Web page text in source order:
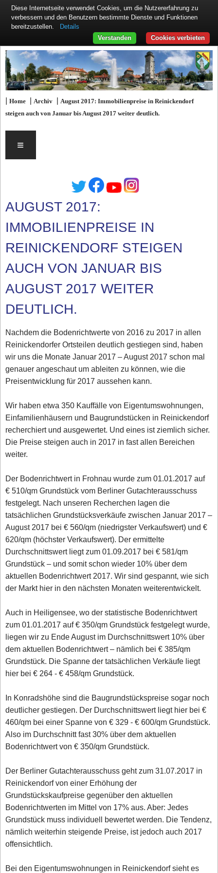
|Home |Archiv |August 2017: Immobilienpreise in Reinickendorf
steigen auch von Januar bis August 2017 weiter deutlich.
≡
AUGUST 2017:
IMMOBILIENPREISE IN
REINICKENDORF STEIGEN
AUCH VON JANUAR BIS
AUGUST 2017 WEITER
DEUTLICH.
Nachdem die Bodenrichtwerte von 2016 zu 2017 in allen
Reinickendorfer Ortsteilen deutlich gestiegen sind, haben
wir uns die Monate Januar 2017 – August 2017 schon mal
genauer angeschaut um ableiten zu können, wie die
Preisentwicklung für 2017 aussehen kann.
Wir haben etwa 350 Kauffälle von Eigentumswohnungen,
Einfamilienhäusern und Baugrundstücken in Reinickendorf
recherchiert und ausgewertet. Und eines ist ziemlich sicher.
Die Preise steigen auch in 2017 in fast allen Bereichen
weiter.
Der Bodenrichtwert in Frohnau wurde zum 01.01.2017 auf
€ 510/qm Grundstück vom Berliner Gutachterausschuss
festgelegt. Nach unseren Recherchen lagen die
tatsächlichen Grundstücksverkäufe zwischen Januar 2017 –
August 2017 bei € 560/qm (niedrigster Verkaufswert) und €
620/qm (höchster Verkaufswert). Der ermittelte
Durchschnittswert liegt zum 01.09.2017 bei € 581/qm
Grundstück – und somit schon wieder 10% über dem
aktuellen Bodenrichtwert 2017. Wir sind gespannt, wie sich
der Markt hier in den nächsten Monaten weiterentwickelt.
Auch in Heiligensee, wo der statistische Bodenrichtwert
zum 01.01.2017 auf € 350/qm Grundstück festgelegt wurde,
liegen wir zu Ende August im Durchschnittswert 10% über
dem aktuellen Bodenrichtwert – nämlich bei € 385/qm
Grundstück. Die Spanne der tatsächlichen Verkäufe liegt
hier bei € 264 - € 458/qm Grundstück.
In Konradshöhe sind die Baugrundstückspreise sogar noch
deutlicher gestiegen. Der Durchschnittswert liegt hier bei €
460/qm bei einer Spanne von € 329 - € 600/qm Grundstück.
Also im Durchschnitt fast 30% über dem aktuellen
Bodenrichtwert von € 350/qm Grundstück.
Der Berliner Gutachterausschuss geht zum 31.07.2017 in
Reinickendorf von einer Erhöhung der
Grundstückskaufpreise gegenüber den aktuellen
Bodenrichtwerten im Mittel von 17% aus. Aber: Jedes
Grundstück muss individuell bewertet werden. Die Tendenz,
nämlich weiterhin steigende Preise, ist jedoch auch 2017
offensichtlich.
Bei den Eigentumswohnungen in Reinickendorf sieht es
Diese Internetseite verwendet Cookies, um die Nutzererfahrung zu
verbessern und den Benutzern bestimmte Dienste und Funktionen
bereitzustellen.
Details
Cookies verbieten
Verstanden